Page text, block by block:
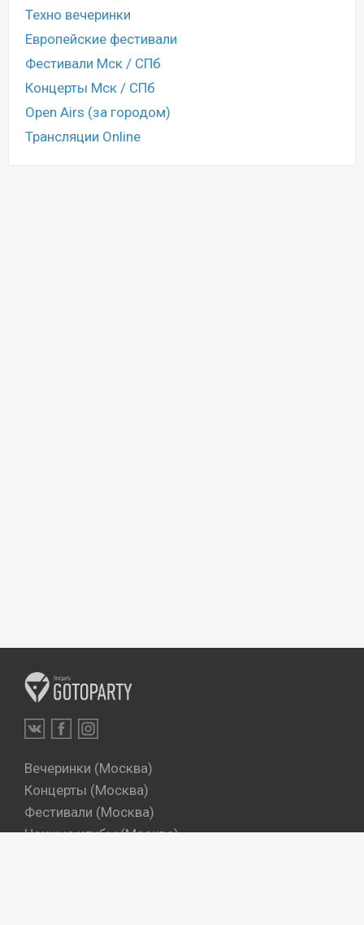
Техно вечеринки
Европейские фестивали
Фестивали Мск / СПб
Концерты Мск / СПб
Open Airs (за городом)
Трансляции Online
Вечеринки (Москва)
Концерты (Москва)
Фестивали (Москва)
Ночные клубы (Москва)